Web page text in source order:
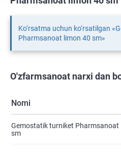
Ko‘rsatma uchun ko‘rsatilgan
Pharmsanoat limon 40 sm»
O'zfarmsanoat narxi dan
Nomi
Gemostatik turniket Pharmsanoat
sm